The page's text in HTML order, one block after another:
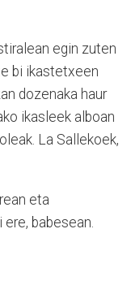
egin zuten
bi ikastetxeen
dozenaka haur
ikasleek alboan
La Sallekoek,
eta
babesean.